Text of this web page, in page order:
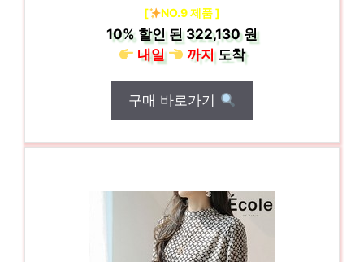
[ NO.9 제품 ]
10%할인 된322,130 원
내일
까지도착
구매 바로가기